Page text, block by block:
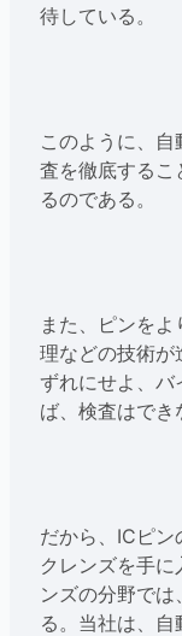
待している。
このように、
査を徹底するこ
るのである。
また、ピンを
理などの技術が
ずれにせよ、バ
ば、検査はでき
だから、ICピン
クレンズを手
ンズの分野で
る。当社は、